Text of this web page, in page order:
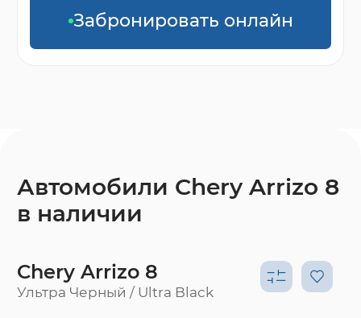
Забронировать онлайн
Автомобили Chery Arrizo 8
в наличии
Chery Arrizo 8
Ультра Черный / Ultra Black